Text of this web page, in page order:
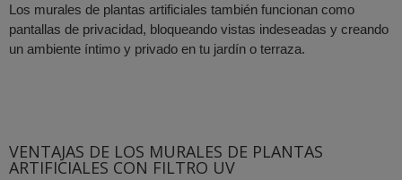
Los murales de plantas artificiales también funcionan como
pantallas de privacidad, bloqueando vistas indeseadas y creando
un ambiente íntimo y privado en tu jardín o terraza.
VENTAJAS DE LOS MURALES DE PLANTAS
ARTIFICIALES CON FILTRO UV